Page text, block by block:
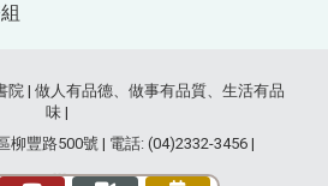
| 做人有品德、做事有品質、生活有品
味 |
豐路500號 | 電話: (04)2332-3456 |